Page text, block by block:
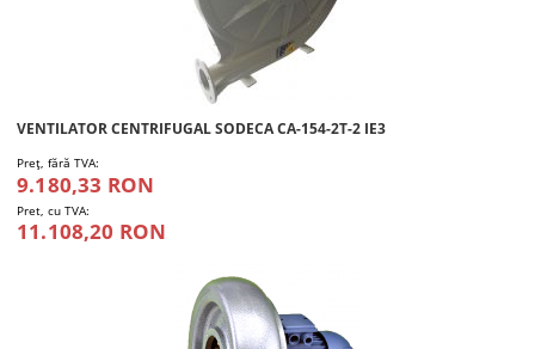
VENTILATOR CENTRIFUGAL SODECA CA-154-2T-2 IE3
Preţ, fără TVA:
9.180,33 RON
Pret, cu TVA:
11.108,20 RON